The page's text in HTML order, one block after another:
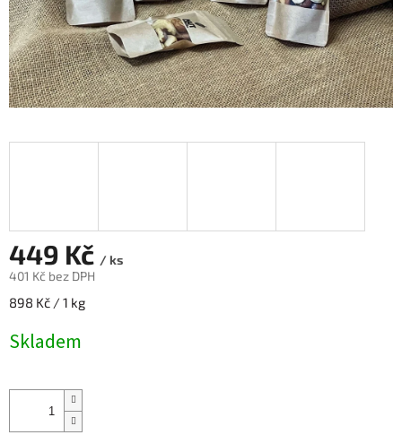
449 Kč / ks
401 Kč bez DPH
Měrná
898 Kč / 1 kg
Skladem